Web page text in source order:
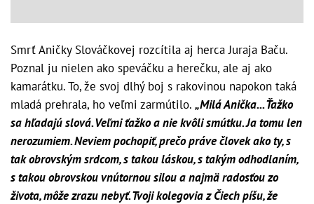
Smrť Aničky Slováčkovej rozcítila aj herca Juraja Baču.
Poznal ju nielen ako speváčku a herečku, ale aj ako
kamarátku. To, že svoj dlhý boj s rakovinou napokon taká
mladá prehrala, ho veľmi zarmútilo. „Milá Anička... Ťažko
sa hľadajú slová. Veľmi ťažko a nie kvôli smútku. Ja tomu len
nerozumiem. Neviem pochopiť, prečo práve človek ako ty, s
tak obrovským srdcom, s takou láskou, s takým odhodlaním,
s takou obrovskou vnútornou silou a najmä radosťou zo
života, môže zrazu nebyť. Tvoji kolegovia z Čiech píšu, že